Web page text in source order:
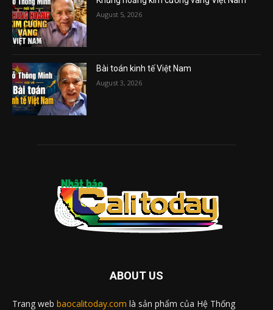
August 5, 2026
Bài toán kinh tế Việt Nam
August 3, 2026
ABOUT US
Trang web baocalitoday.com là sản phẩm của Hệ Thống